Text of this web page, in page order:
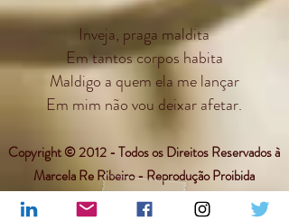
Inveja, praga maldita
Em tantos corpos habita
Maldigo a quem ela me lançar
Em mim não vou deixar afetar.
Copyright © 2012 - Todos os Direitos Reservados à
Marcela Re Ribeiro - Reprodução Proibida